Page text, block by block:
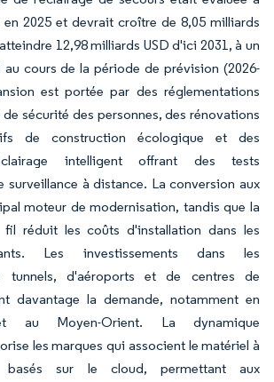
en 2025 et devrait croître de 8,05 milliards
12,98 milliards USD d'ici 2031, à un
cours de la période de prévision (2026-
est portée par des réglementations
sécurité des personnes, des rénovations
de construction écologique et des
intelligent offrant des tests
surveillance à distance. La conversion aux
moteur de modernisation, tandis que la
fil réduit les coûts d'installation dans les
Les investissements dans les
tunnels, d'aéroports et de centres de
davantage la demande, notamment en
au Moyen-Orient. La dynamique
les marques qui associent le matériel à
basés sur le cloud, permettant aux